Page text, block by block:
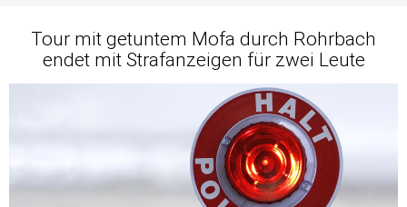
Tour mit getuntem Mofa durch Rohrbach
endet mit Strafanzeigen für zwei Leute